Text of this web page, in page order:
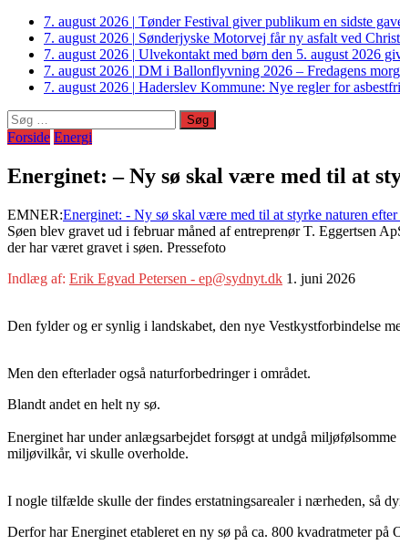
7. august 2026 | Tønder Festival giver publikum en sidste
7. august 2026 | Sønderjyske Motorvej får ny asfalt ved
7. august 2026 | Ulvekontakt med børn den 5. august 2026
7. august 2026 | DM i Ballonflyvning 2026 – Fredagens
7. august 2026 | Haderslev Kommune: Nye regler for
Søg
efter:
Forside Energi
Energinet: – Ny sø skal være med til at
EMNER:Energinet: - Ny sø skal være med til at styrke naturen
Søen blev gravet ud i februar måned af entreprenør T. Eggertsen
der har været gravet i søen. Pressefoto
Indlæg af: Erik Egvad Petersen - ep@sydnyt.dk 1. juni 2026
Den fylder og er synlig i landskabet, den nye Vestkystforbindelse
Men den efterlader også naturforbedringer i området.
Blandt andet en helt ny sø.
Energinet har under anlægsarbejdet forsøgt at undgå
miljøvilkår, vi skulle overholde.
I nogle tilfælde skulle der findes erstatningsarealer i nærheden, så
Derfor har Energinet etableret en ny sø på ca. 800 kvadratmeter